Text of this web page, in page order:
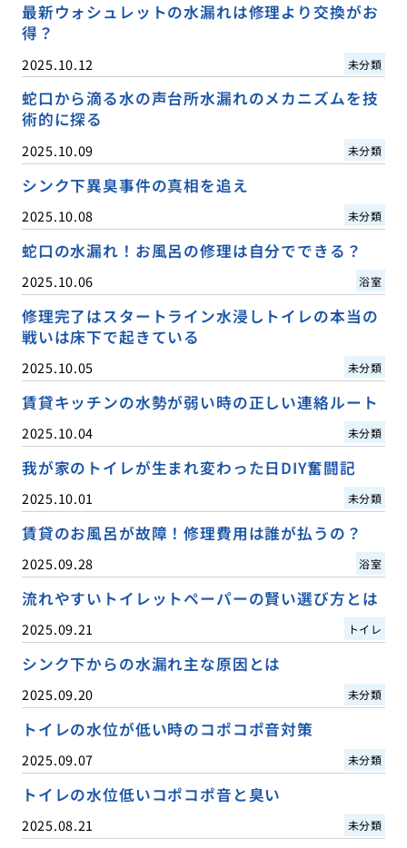
最新ウォシュレットの水漏れは修理より交換がお
得？
2025.10.12 未分類
蛇口から滴る水の声台所水漏れのメカニズムを技
術的に探る
2025.10.09 未分類
シンク下異臭事件の真相を追え
2025.10.08 未分類
蛇口の水漏れ！お風呂の修理は自分でできる？
2025.10.06 浴室
修理完了はスタートライン水浸しトイレの本当の
戦いは床下で起きている
2025.10.05 未分類
賃貸キッチンの水勢が弱い時の正しい連絡ルート
2025.10.04 未分類
我が家のトイレが生まれ変わった日DIY奮闘記
2025.10.01 未分類
賃貸のお風呂が故障！修理費用は誰が払うの？
2025.09.28 浴室
流れやすいトイレットペーパーの賢い選び方とは
2025.09.21 トイレ
シンク下からの水漏れ主な原因とは
2025.09.20 未分類
トイレの水位が低い時のコポコポ音対策
2025.09.07 未分類
トイレの水位低いコポコポ音と臭い
2025.08.21 未分類